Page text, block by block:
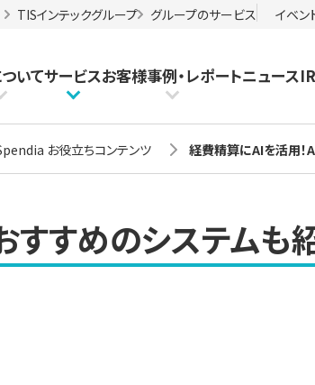
いてサービスお客様事例・レポートニュース
TISインテックグループ グループのサービス イベン
お役立ちコンテンツ 経費精算にAIを活用！
すすめのシステムも